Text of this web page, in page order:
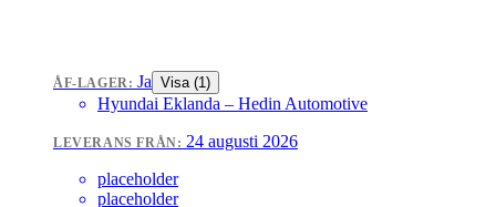
ÅF-LAGER: Ja Visa (1)
Hyundai Eklanda – Hedin Automotive
LEVERANS FRÅN: 24 augusti 2026
placeholder
placeholder